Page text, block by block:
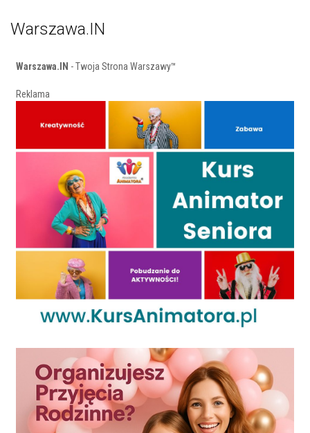
Warszawa.IN
Warszawa.IN - Twoja Strona Warszawy™
Reklama